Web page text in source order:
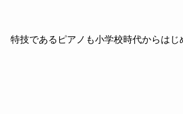
特技であるピアノも小学校時代からはじ